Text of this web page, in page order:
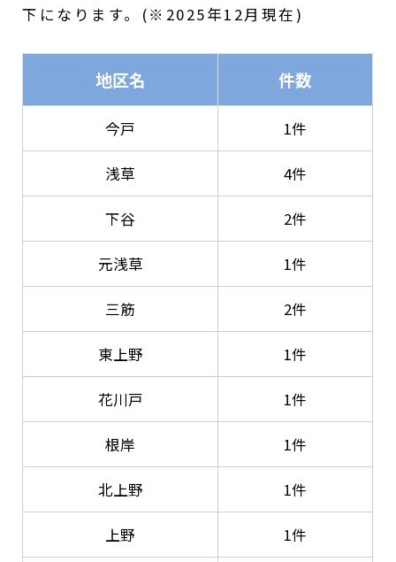
下になります。(※2025年12月現在)
地区名 件数
今戸 1件
浅草 4件
下谷 2件
元浅草 1件
三筋 2件
東上野 1件
花川戸 1件
根岸 1件
北上野 1件
上野 1件